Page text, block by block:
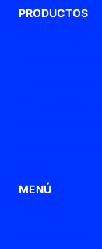
PRODUCTOS
MENÚ